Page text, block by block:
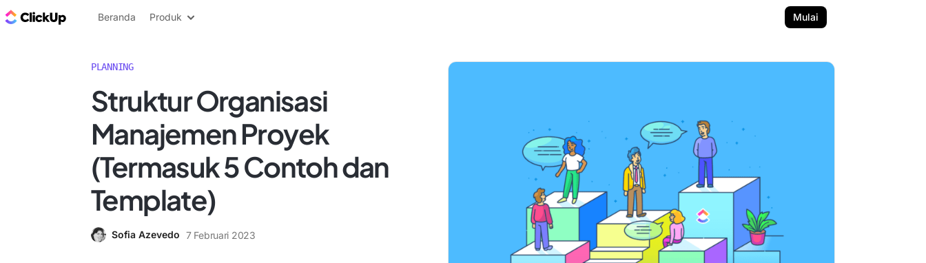
Blog ClickUp
Beranda Produk Mulai
PLANNING
Struktur Organisasi
Manajemen Proyek
(Termasuk 5 Contoh dan
Template)
Sofia Azevedo 7 Februari 2023